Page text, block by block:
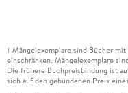
1 Mängelexemplare sind Bücher
einschränken. Mängelexemplare
Die frühere Buchpreisbindung ist
sich auf den gebundenen Preis